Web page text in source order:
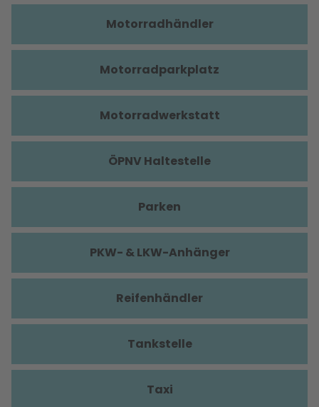
Motorradhändler
Motorradparkplatz
Motorradwerkstatt
ÖPNV Haltestelle
Parken
PKW- & LKW-Anhänger
Reifenhändler
Tankstelle
Taxi